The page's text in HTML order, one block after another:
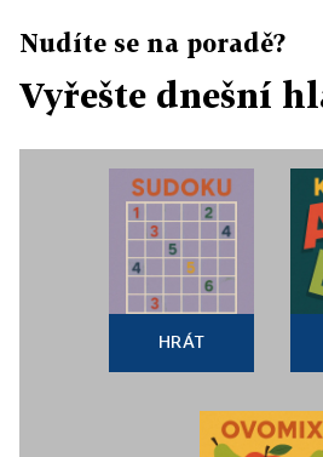
Nudíte se na poradě?
Vyřešte dnešní
HRÁT